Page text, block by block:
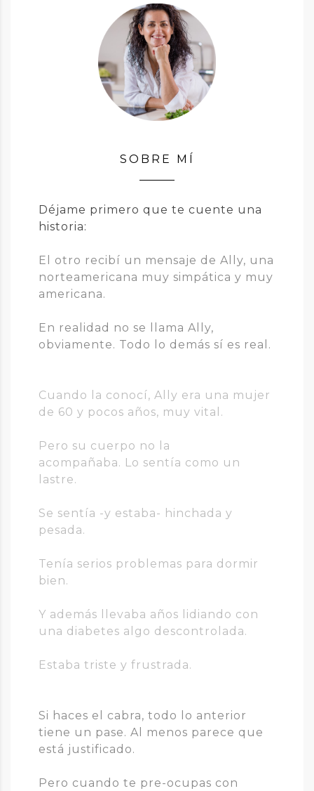
SOBRE MÍ
Déjame primero que te cuente una
historia:
El otro recibí un mensaje de Ally, una
norteamericana muy simpática y muy
americana.
En realidad no se llama Ally,
obviamente. Todo lo demás sí es real.
Cuando la conocí, Ally era una mujer
de 60 y pocos años, muy vital.
Pero su cuerpo no la
acompañaba. Lo sentía como un
lastre.
Se sentía -y estaba- hinchada y
pesada.
Tenía serios problemas para dormir
bien.
Y además llevaba años lidiando con
una diabetes algo descontrolada.
Estaba triste y frustrada.
Si haces el cabra, todo lo anterior
tiene un pase. Al menos parece que
está justificado.
Pero cuando te pre-ocupas con